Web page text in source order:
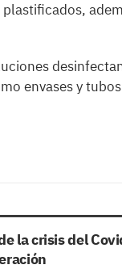
envases y
la crisis del